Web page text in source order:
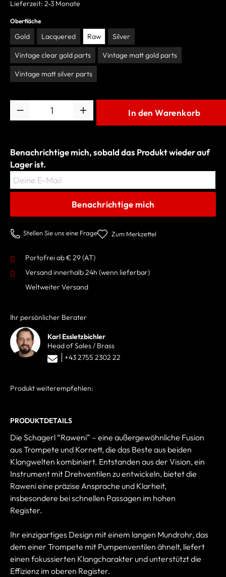
Lieferzeit: 2-3 Monate
Oberfläche
Gold Lacquered Raw Silver
Vintage clear gold parts Vintage matt gold parts
Vintage matt silver parts
In den Warenkorb
Benachrichtige mich, sobald das Produkt wieder auf
Lager ist.
Deine E-Mail
Benachrichtige mich
Stellen Sie uns eine Frage Zum Merkzettel
Portofrei ab € 29 (AT)
Versand innerhalb 24h (wenn lieferbar)
Weltweiter Versand
Ihr persönlicher Berater
Karl Essletzbichler
Head of Sales / Brass
+43 2755 2302 22
Produkt weiterempfehlen:
PRODUKTDETAILS
Die Schagerl “Raweni” – eine außergewöhnliche Fusion
aus Trompete und Kornett, die das Beste aus beiden
Klangwelten kombiniert. Entstanden aus der Vision, ein
Instrument mit Drehventilen zu entwickeln, bietet die
Raweni eine präzise Ansprache und Klarheit,
insbesondere bei schnellen Passagen im hohen
Register.
Ihr einzigartiges Design mit einem langen Mundrohr, das
dem einer Trompete mit Pumpenventilen ähnelt, liefert
einen fokussierten Klangcharakter und unterstützt die
Effizienz im oberen Register.